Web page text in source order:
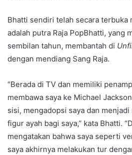
Bhatti sendiri telah secara terbuka
adalah putra Raja PopBhatti, yang
sembilan tahun, membantah di
dengan mendiang Sang Raja.
“Berada di TV dan memiliki
membawa saya ke Michael
sisi, mengadopsi saya dan
figur ayah bagi saya,” kata Bhatti.
mengatakan bahwa saya seperti
saya akhirnya melakukan tur